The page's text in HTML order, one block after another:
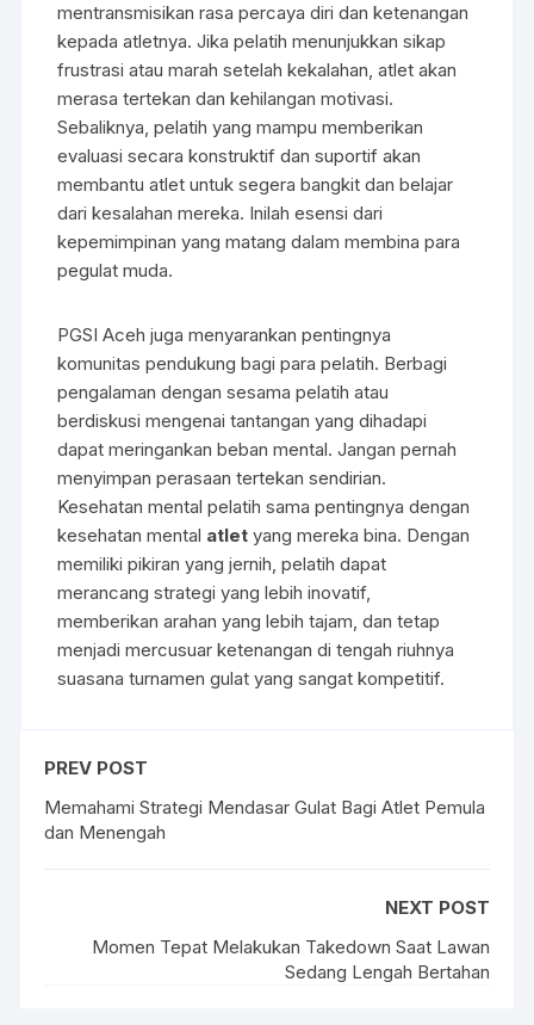
mentransmisikan rasa percaya diri dan ketenangan
kepada atletnya. Jika pelatih menunjukkan sikap
frustrasi atau marah setelah kekalahan, atlet akan
merasa tertekan dan kehilangan motivasi.
Sebaliknya, pelatih yang mampu memberikan
evaluasi secara konstruktif dan suportif akan
membantu atlet untuk segera bangkit dan belajar
dari kesalahan mereka. Inilah esensi dari
kepemimpinan yang matang dalam membina para
pegulat muda.
PGSI Aceh juga menyarankan pentingnya
komunitas pendukung bagi para pelatih. Berbagi
pengalaman dengan sesama pelatih atau
berdiskusi mengenai tantangan yang dihadapi
dapat meringankan beban mental. Jangan pernah
menyimpan perasaan tertekan sendirian.
Kesehatan mental pelatih sama pentingnya dengan
kesehatan mental atlet yang mereka bina. Dengan
memiliki pikiran yang jernih, pelatih dapat
merancang strategi yang lebih inovatif,
memberikan arahan yang lebih tajam, dan tetap
menjadi mercusuar ketenangan di tengah riuhnya
suasana turnamen gulat yang sangat kompetitif.
PREV POST
Memahami Strategi Mendasar Gulat Bagi Atlet Pemula
dan Menengah
NEXT POST
Momen Tepat Melakukan Takedown Saat Lawan
Sedang Lengah Bertahan